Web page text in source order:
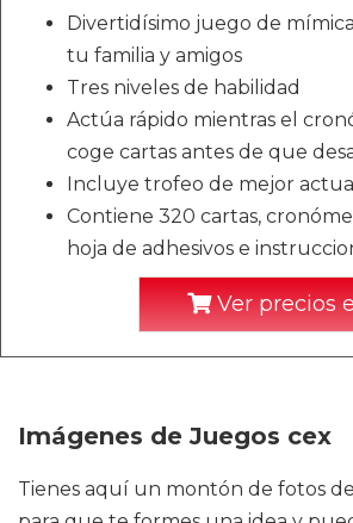
Divertidísimo juego de
tu familia y amigos
Tres niveles de habilidad
Actúa rápido mientras el
coge cartas antes de que
Incluye trofeo de mejor
Contiene 320 cartas,
hoja de adhesivos e
Ver precios
Imágenes de Juegos cex
Tienes aquí un montón de fotos de